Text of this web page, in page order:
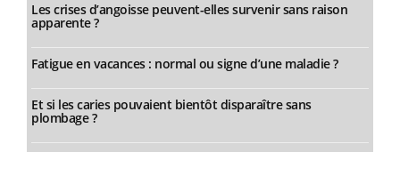
Les crises d’angoisse peuvent-elles survenir sans raison
apparente ?
Fatigue en vacances : normal ou signe d’une maladie ?
Et si les caries pouvaient bientôt disparaître sans
plombage ?